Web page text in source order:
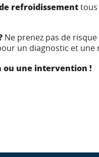
refroidissement
Ne prenez pas de
un diagnostic et une
ou une intervention !